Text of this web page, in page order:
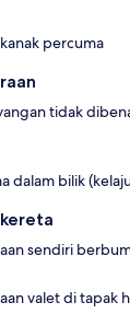
percuma
tidak
dalam bilik
sendiri
valet di tapak